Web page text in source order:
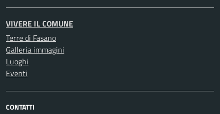
VIVERE IL COMUNE
Terre di Fasano
Galleria immagini
Luoghi
Eventi
CONTATTI